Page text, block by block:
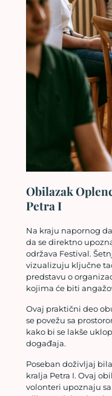
Obilazak
Petra I
Na kraju napornog
da se direktno
održava Festival.
vizualizuju ključne
predstavu o
kojima će biti
Ovaj praktični deo
se povežu sa
kako bi se lakše
događaja.
Poseban doživljaj
kralja Petra I. Ovaj
volonteri upoznaju